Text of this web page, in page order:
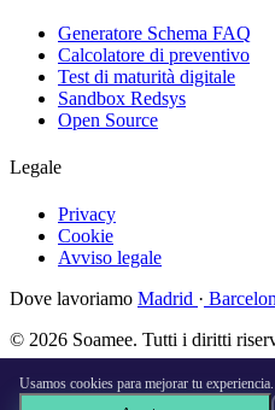
Generatore Schema FAQ
Calcolatore di preventivo
Test di maturità digitale
Sandbox Redsys
Open Source
Legale
Privacy
Cookie
Avviso legale
Dove lavoriamo Madrid ·
© 2026 Soamee. Tutti i diritti
Fatto con♥a Madrid
Usamos cookies para mejorar tu experiencia.